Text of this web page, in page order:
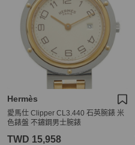
Hermès
愛馬仕 Clipper CL3.440 石英腕錶 米
色錶盤 不鏽鋼男士腕錶
TWD 15,958